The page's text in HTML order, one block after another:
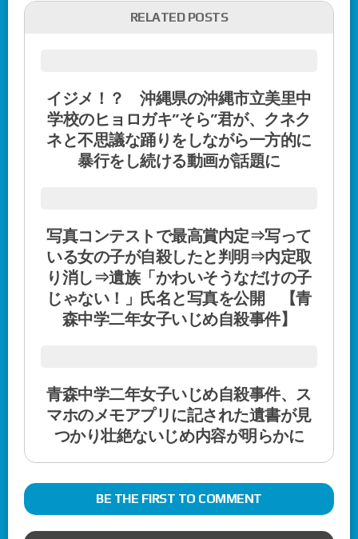
RELATED POSTS
イジメ！？ 沖縄県の沖縄市立美里中
学校のヒョロガキ”そら”君が、クネク
ネと不思議な踊りをしながら一方的に
暴行をし続ける動画が話題に
写真コンテストで最高賞内定⇒写って
いる女の子が自殺したと判明⇒内定取
り消し⇒遺族「かわいそうなだけの子
じゃない！」氏名と写真を公開 【青
森中学二年女子いじめ自殺事件】
青森中学二年女子いじめ自殺事件、ス
マホのメモアプリに記された遺書が見
つかり壮絶ないじめ内容が明らかに
BE THE FIRST TO COMMENT